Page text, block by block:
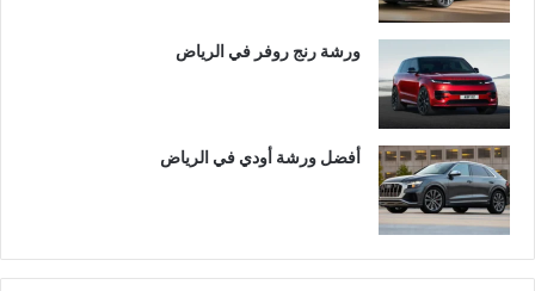
ورشة رنج روفر في الرياض
أفضل ورشة أودي في الرياض